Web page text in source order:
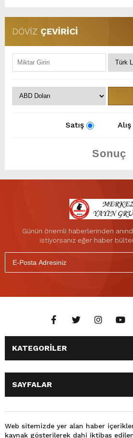
DÖVİZ ÇEVİRİCİ
Satış Alış
Günün önemli haberlerinden
istiyorsanız eğer haber
KATEGORİLER
ANASAYFA
SİYASET
SPOR
TEKNOLOJİ
3.
BÜYÜKŞEHİR BELEDİYESİ
SAYFALAR
SİYASET
SPOR
Web sitemizde yer alan haber
kaynak gösterilerek dahi iktibas